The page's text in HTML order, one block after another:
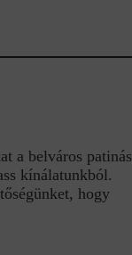
a belváros patinás
kínálatunkból.
hogy